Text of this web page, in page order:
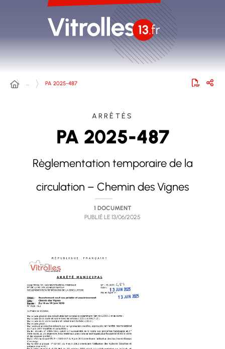
… PA 2025-487
ARRÊTÉS
PA 2025-487
Règlementation temporaire de la
circulation – Chemin des Vignes
1 DOCUMENT
PUBLIÉ LE 13/06/2025